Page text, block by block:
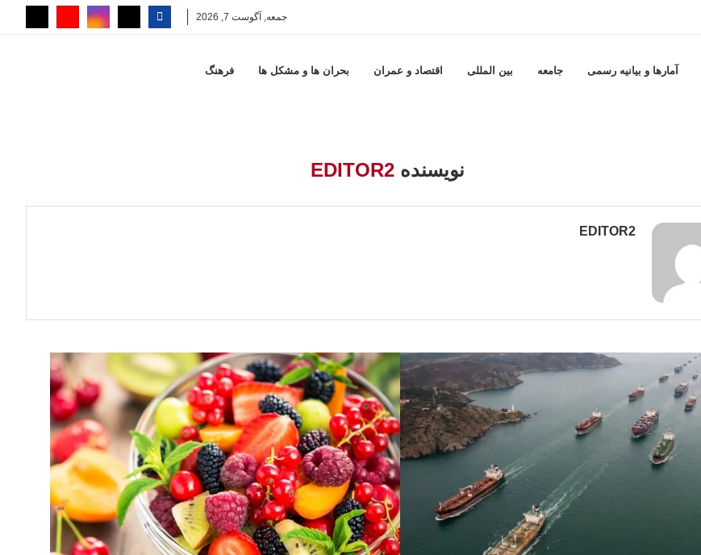
جمعه, آگوست 7, 2026
آمارها و بيانيه رسمى جامعه بين المللى اقتصاد و عمران بحران ها و مشكل ها فرهنگ
نویسنده EDITOR2
EDITOR2